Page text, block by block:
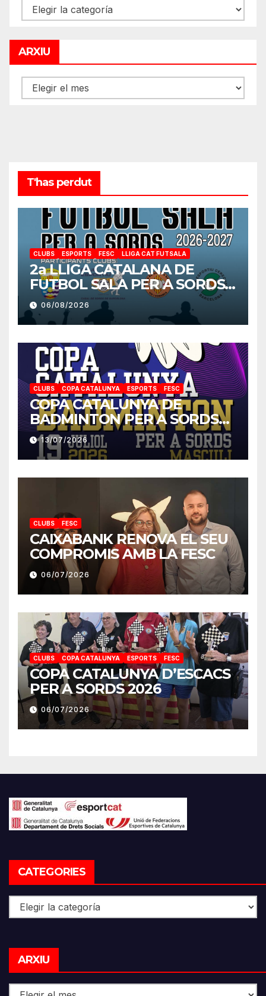
CATEGORIES
ARXIU
ARXIU
T'has perdut
CLUBS ESPORTS FESC LLIGA CAT FUTSALA
2a LLIGA CATALANA DE
FUTBOL SALA PER A SORDS
2026-2027
06/08/2026
CLUBS COPA CATALUNYA ESPORTS FESC
COPA CATALUNYA DE
BADMINTON PER A SORDS
2026
13/07/2026
CLUBS FESC
CAIXABANK RENOVA EL SEU
COMPROMIS AMB LA FESC
06/07/2026
CLUBS COPA CATALUNYA ESPORTS FESC
COPA CATALUNYA D’ESCACS
PER A SORDS 2026
06/07/2026
CATEGORIES
Categories
ARXIU